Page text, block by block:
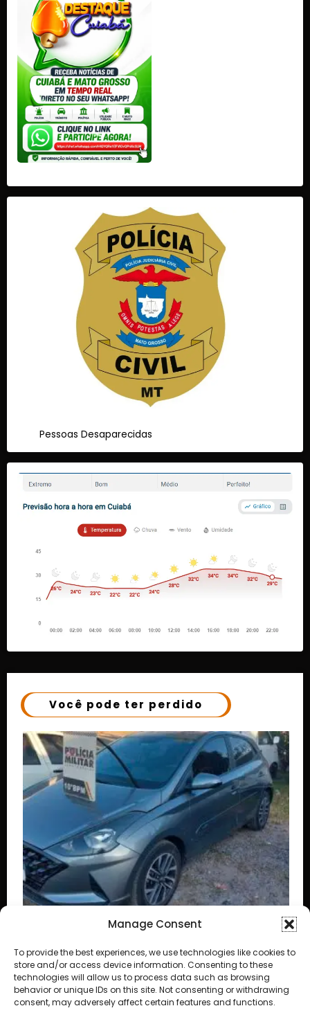
Manage Consent
To provide the best experiences, we use technologies like cookies to
store and/or access device information. Consenting to these
technologies will allow us to process data such as browsing
behavior or unique IDs on this site. Not consenting or withdrawing
consent, may adversely affect certain features and functions.
Pessoas Desaparecidas
Você pode ter perdido
Cuiabá